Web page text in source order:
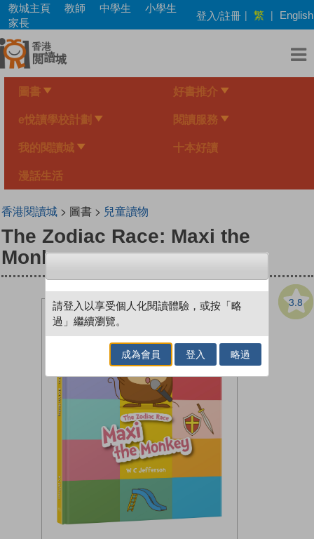
Skip
main
content
教城主頁 教師 中學生
小學生
家長
登入/註冊 | 繁 | English
圖書 好書推介
e悅讀學校計劃 閱讀服務
我的閱讀城 十本好讀
漫話生活
香港閱讀城> 圖書 > 兒童讀物
The Zodiac Race: Maxi the
Monkey
3.8
請登入以享受個人化閱讀體驗，或按「略
過」繼續瀏覽。
成為會員 登入 略過